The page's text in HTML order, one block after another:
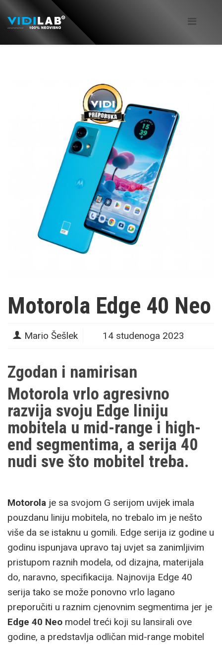
Motorola Edge 40 Neo
Mario Šešlek 14 studenoga 2023
Zgodan i namirisan
Motorola vrlo agresivno
razvija svoju Edge liniju
mobitela u mid-range i high-
end segmentima, a serija 40
nudi sve što mobitel treba.
Motorola je sa svojom G serijom uvijek imala
pouzdanu liniju mobitela, no trebalo im je nešto
više da se istaknu u gomili. Edge serija iz godine u
godinu ispunjava upravo taj uvjet sa zanimljivim
pristupom raznih modela, od dizajna, materijala
do, naravno, specifikacija. Najnovija Edge 40
serija tako se može ponovno vrlo lagano
preporučiti u raznim cjenovnim segmentima jer je
Edge 40 Neo model treći koji su lansirali ove
godine, a predstavlja odličan mid-range mobitel